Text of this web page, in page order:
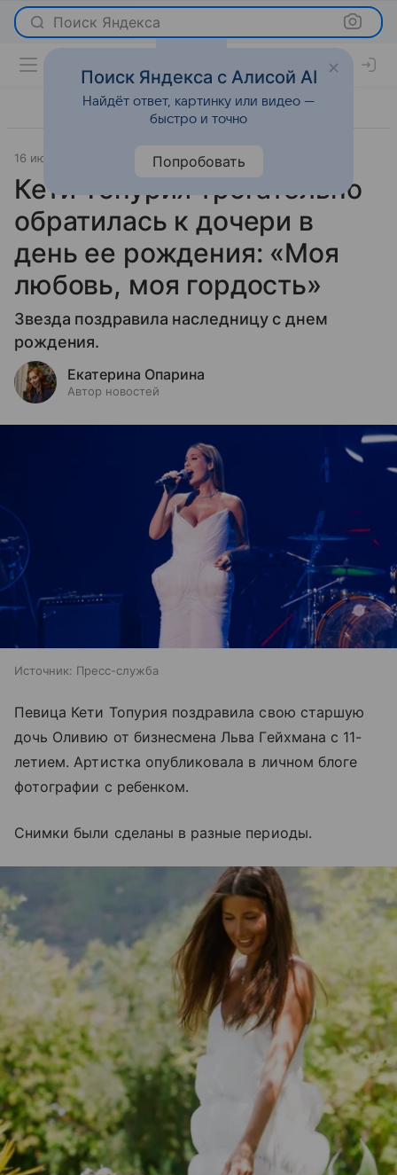
Поиск Яндекса
16 июня 2026 Леди Mail Светская жизнь
Кети Топурия трогательно
обратилась к дочери в
день ее рождения: «Моя
любовь, моя гордость»
Звезда поздравила наследницу с днем
рождения.
Екатерина Опарина
Автор новостей
Источник: Пресс-служба
Певица Кети Топурия поздравила свою старшую
дочь Оливию от бизнесмена Льва Гейхмана с 11-
летием. Артистка опубликовала в личном блоге
фотографии с ребенком.
Снимки были сделаны в разные периоды.
Поиск Яндекса с Алисой AI
Найдёт ответ, картинку или видео —
быстро и точно
Попробовать